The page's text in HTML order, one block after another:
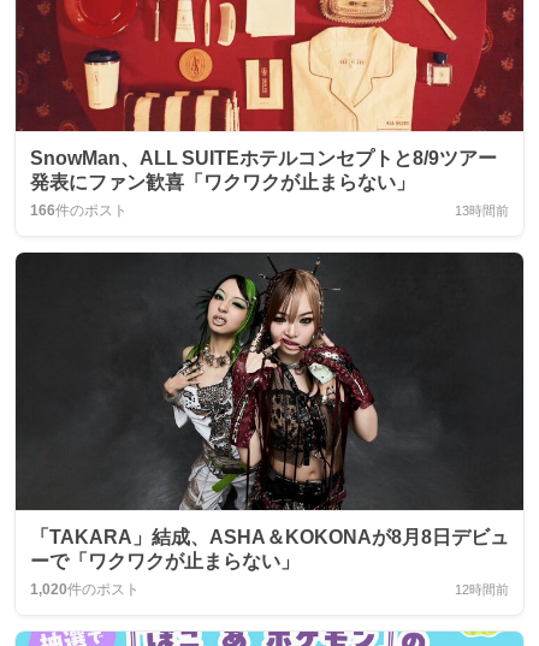
SnowMan、ALL SUITEホテルコンセプトと8/9ツアー
発表にファン歓喜「ワクワクが止まらない」
166件のポスト 13時間前
「TAKARA」結成、ASHA＆KOKONAが8月8日デビュ
ーで「ワクワクが止まらない」
1,020件のポスト 12時間前